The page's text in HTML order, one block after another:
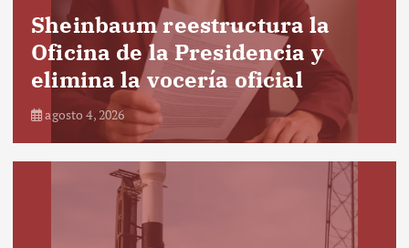
Sheinbaum reestructura la
Oficina de la Presidencia y
elimina la vocería oficial
agosto 4, 2026